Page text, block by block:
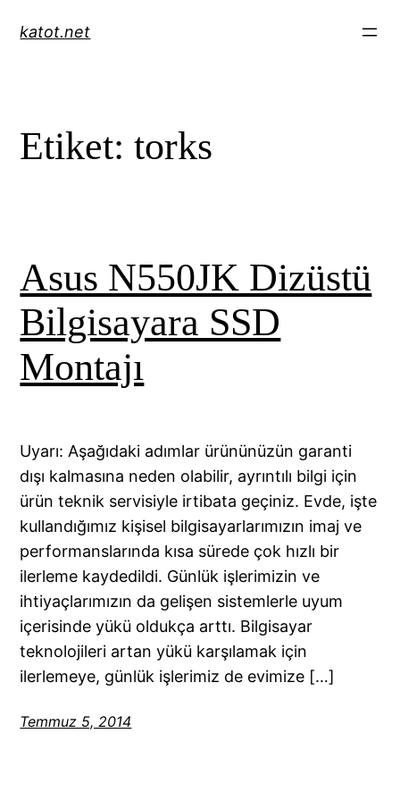
geçkatot.net
Etiket:torks
Asus N550JK Dizüstü
Bilgisayara SSD
Montajı
Uyarı: Aşağıdaki adımlar ürününüzün garanti
dışı kalmasına neden olabilir, ayrıntılı bilgi için
ürün teknik servisiyle irtibata geçiniz. Evde, işte
kullandığımız kişisel bilgisayarlarımızın imaj ve
performanslarında kısa sürede çok hızlı bir
ilerleme kaydedildi. Günlük işlerimizin ve
ihtiyaçlarımızın da gelişen sistemlerle uyum
içerisinde yükü oldukça arttı. Bilgisayar
teknolojileri artan yükü karşılamak için
ilerlemeye, günlük işlerimiz de evimize […]
Temmuz 5, 2014